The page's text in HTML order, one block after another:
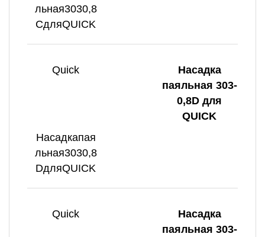
льная3030,8
CдляQUICK
Quick
Насадка
паяльная 303-
0,8D для
QUICK
Насадкапая
льная3030,8
DдляQUICK
Quick
Насадка
паяльная 303-